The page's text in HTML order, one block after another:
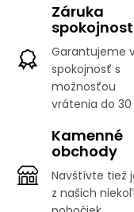
Záruka
Garantujeme
spokojnosť s
možnosťou
vrátenia do
Kamenné
obchody
Navštívte tiež
z našich